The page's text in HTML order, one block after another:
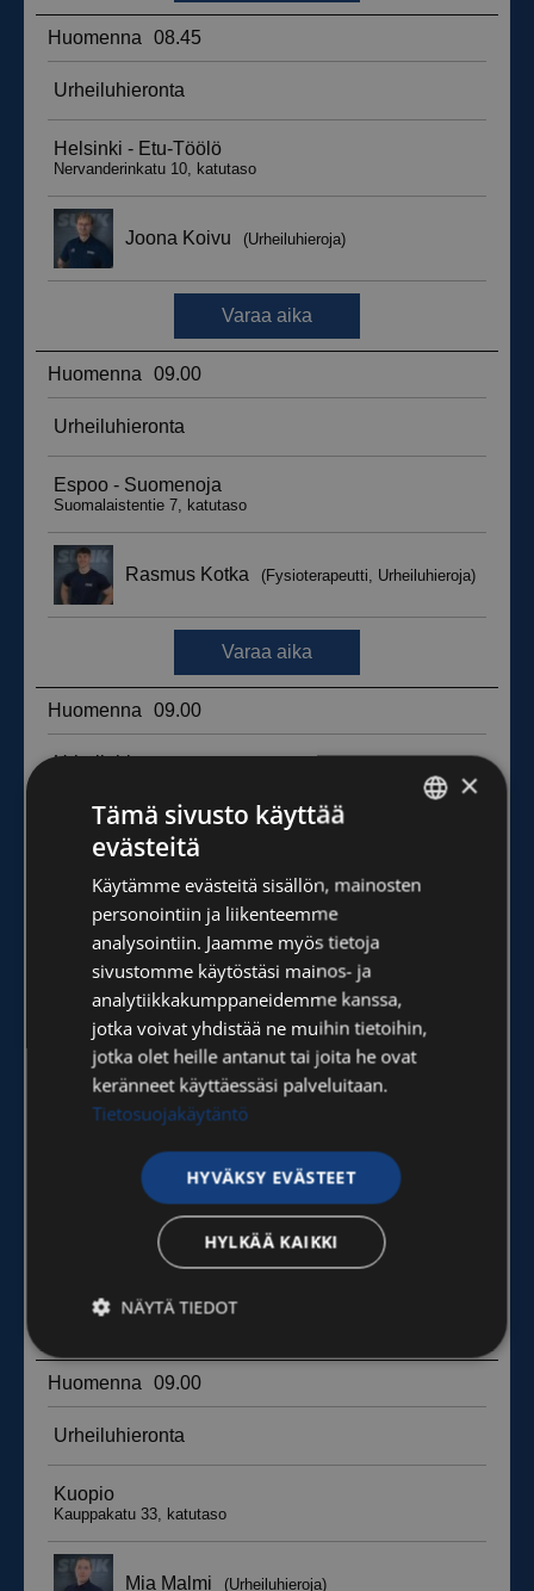
ENGLISH
×
Tämä sivusto käyttää
evästeitä
Käytämme evästeitä sisällön, mainosten
personointiin ja liikenteemme
analysointiin. Jaamme myös tietoja
sivustomme käytöstäsi mainos- ja
analytiikkakumppaneidemme kanssa,
jotka voivat yhdistää ne muihin tietoihin,
jotka olet heille antanut tai joita he ovat
keränneet käyttäessäsi palveluitaan.
Tietosuojakäytäntö
HYVÄKSY EVÄSTEET
HYLKÄÄ KAIKKI
NÄYTÄ TIEDOT
Ehdottomasti
välttämättömät
Suorituskyvylliset
Kohdentavat Toiminnalliset